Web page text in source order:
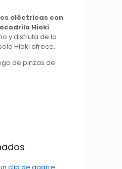
eléctricas con
Hioki
y disfruta de la
Hioki ofrece.
de pinzas de